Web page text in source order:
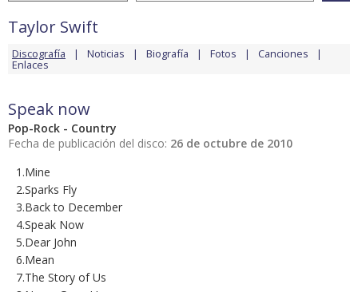
Taylor Swift
Discografía Noticias Biografía Fotos Canciones
Enlaces
Speak now
Pop-Rock - Country
Fecha de publicación del disco: 26 de octubre de 2010
1.Mine
2.Sparks Fly
3.Back to December
4.Speak Now
5.Dear John
6.Mean
7.The Story of Us